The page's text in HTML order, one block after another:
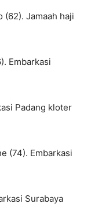
(62). Jamaah haji
Embarkasi
Padang kloter
(74). Embarkasi
Surabaya